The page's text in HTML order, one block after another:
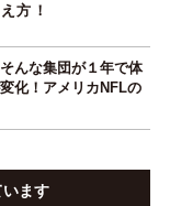
方！
んな集団が１年で体
化！アメリカNFLの
ます